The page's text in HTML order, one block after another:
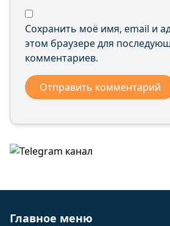
Сохранить моё имя, email и
этом браузере для
комментариев.
Главное меню